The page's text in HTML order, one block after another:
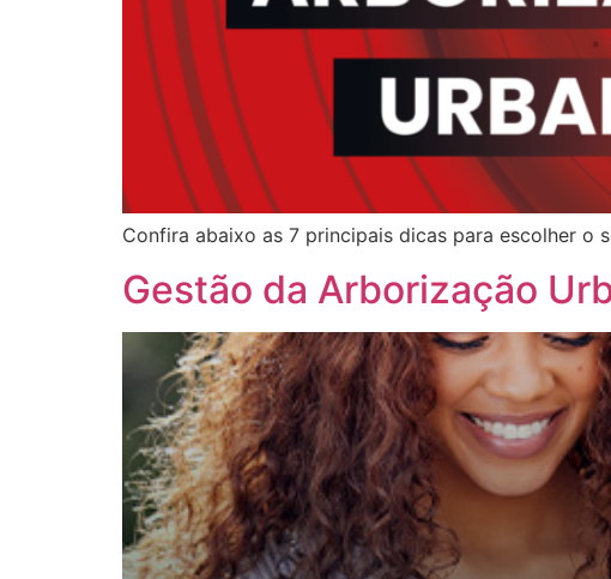
Confira abaixo as 7 principais dicas para escolher o
Gestão da Arborização